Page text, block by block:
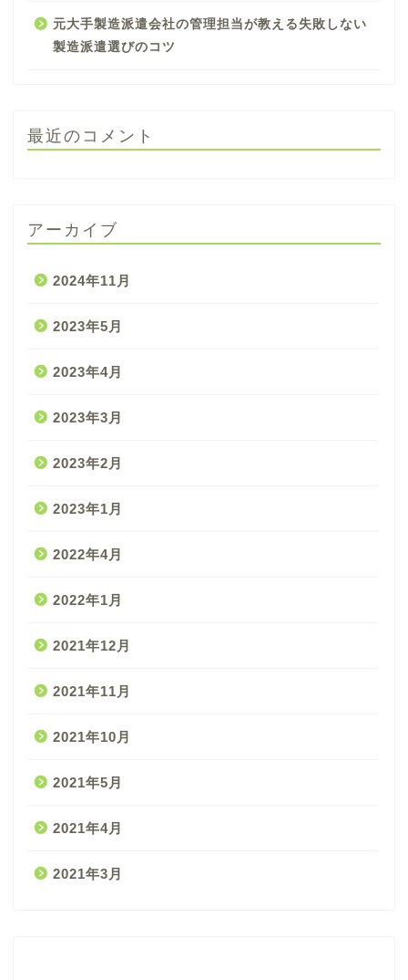
元大手製造派遣会社の管理担当が教える失敗しない
製造派遣選びのコツ
最近のコメント
アーカイブ
2024年11月
2023年5月
2023年4月
2023年3月
2023年2月
2023年1月
2022年4月
2022年1月
2021年12月
2021年11月
2021年10月
2021年5月
2021年4月
2021年3月